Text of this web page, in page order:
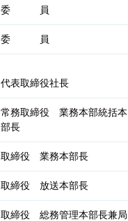
委 員
委 員
代表取締役社長
常務取締役 業務本部統括本
部長
取締役 業務本部長
取締役 放送本部長
取締役 総務管理本部長兼局